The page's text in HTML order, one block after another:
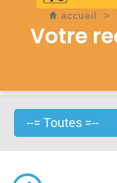
accueil >
Votre